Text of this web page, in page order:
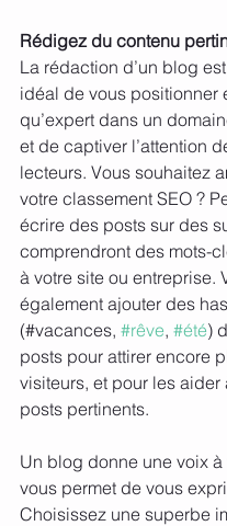
Rédigez du contenu
La rédaction d’un blog
idéal de vous positionner
qu’expert dans un
et de captiver l’attention
lecteurs. Vous souhaitez
votre classement SEO ?
écrire des posts sur des
comprendront des mots-
à votre site ou entreprise.
également ajouter des
(#vacances, #rêve, #été)
posts pour attirer encore
visiteurs, et pour les aider
posts pertinents.
Un blog donne une voix à
vous permet de vous
Choisissez une superbe